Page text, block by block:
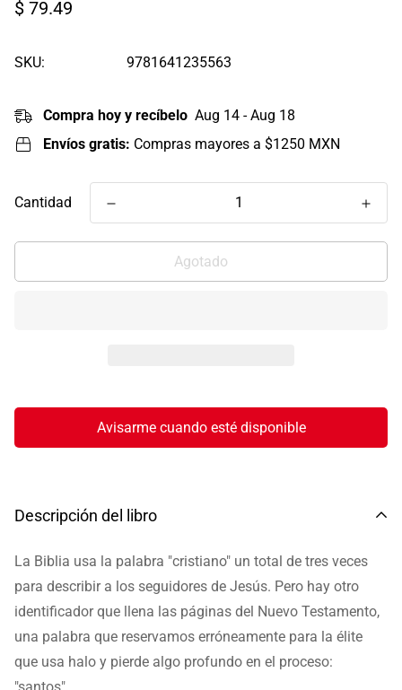
Precio
$ 79.49
SKU: 9781641235563
Compra hoy y recíbelo Aug 14 - Aug 18
Envíos gratis: Compras mayores a $1250 MXN
Cantidad
Agotado
Avisarme cuando esté disponible
Descripción del libro
La Biblia usa la palabra "cristiano" un total de tres veces
para describir a los seguidores de Jesús. Pero hay otro
identificador que llena las páginas del Nuevo Testamento,
una palabra que reservamos erróneamente para la élite
que usa halo y pierde algo profundo en el proceso: